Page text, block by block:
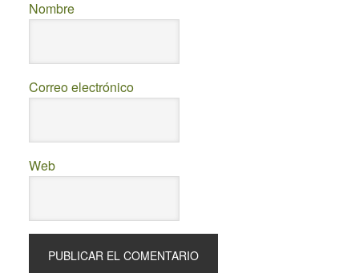
Nombre
Correo electrónico
Web